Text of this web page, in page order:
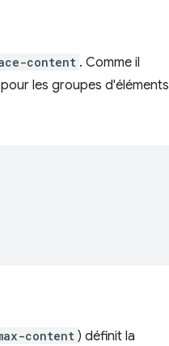
content . Comme il
les groupes d'éléments
content ) définit la